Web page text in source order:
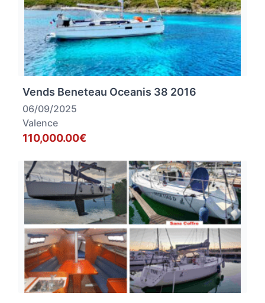
Vends Beneteau Oceanis 38 2016
06/09/2025
Valence
110,000.00€